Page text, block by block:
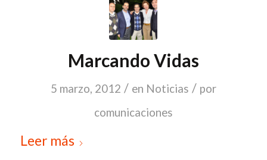
Marcando Vidas
5 marzo, 2012 / en Noticias / por
comunicaciones
Leer más